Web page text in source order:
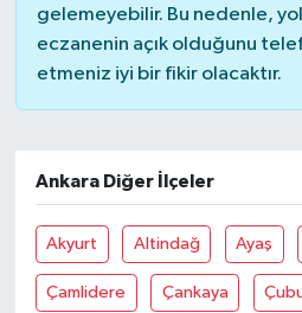
gelemeyebilir. Bu nedenle,
eczanenin açık olduğunu
etmeniz iyi bir fikir olacaktır.
Ankara Diğer İlçeler
Akyurt Altindağ Ayaş
Çamlidere Çankaya